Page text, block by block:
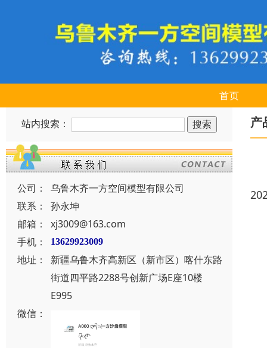
首页
站内搜索：
公司：
乌鲁木齐一方空间模型有限公司
联系：
孙永坤
邮箱：
xj3009@163.com
手机：
13629923009
地址：
新疆乌鲁木齐高新区（新市区）喀什东路
街道四平路2288号创新广场E座10楼
E995
微信：
产